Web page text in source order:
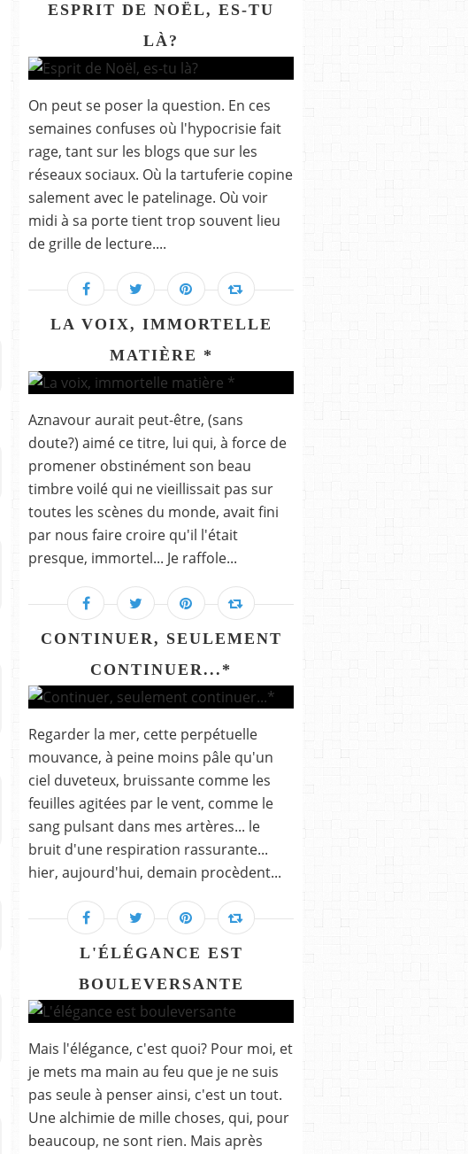
ESPRIT DE NOËL, ES-TU
LÀ?
On peut se poser la question. En ces
semaines confuses où l'hypocrisie fait
rage, tant sur les blogs que sur les
réseaux sociaux. Où la tartuferie copine
salement avec le patelinage. Où voir
midi à sa porte tient trop souvent lieu
de grille de lecture....
LA VOIX, IMMORTELLE
MATIÈRE *
Aznavour aurait peut-être, (sans
doute?) aimé ce titre, lui qui, à force de
promener obstinément son beau
timbre voilé qui ne vieillissait pas sur
toutes les scènes du monde, avait fini
par nous faire croire qu'il l'était
presque, immortel... Je raffole...
CONTINUER, SEULEMENT
CONTINUER...*
Regarder la mer, cette perpétuelle
mouvance, à peine moins pâle qu'un
ciel duveteux, bruissante comme les
feuilles agitées par le vent, comme le
sang pulsant dans mes artères... le
bruit d'une respiration rassurante...
hier, aujourd'hui, demain procèdent...
L'ÉLÉGANCE EST
BOULEVERSANTE
Mais l'élégance, c'est quoi? Pour moi, et
je mets ma main au feu que je ne suis
pas seule à penser ainsi, c'est un tout.
Une alchimie de mille choses, qui, pour
beaucoup, ne sont rien. Mais après